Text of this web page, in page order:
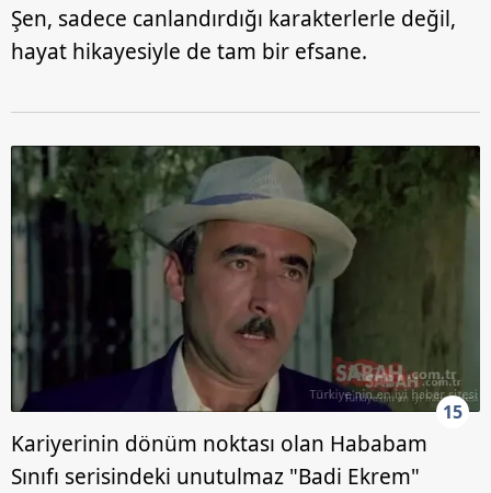
Şen, sadece canlandırdığı karakterlerle değil,
hayat hikayesiyle de tam bir efsane.
15
Kariyerinin dönüm noktası olan Hababam
Sınıfı serisindeki unutulmaz "Badi Ekrem"